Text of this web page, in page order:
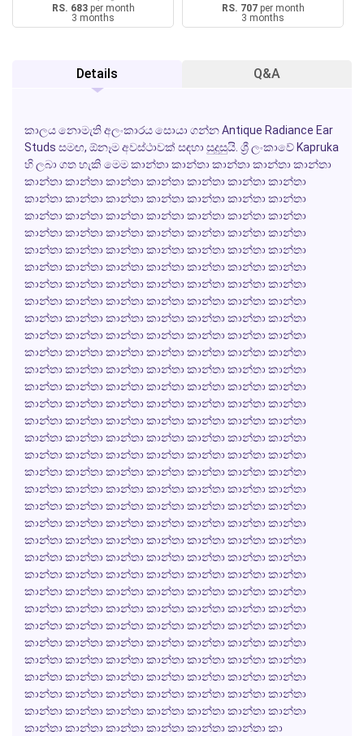
RS. 683per month
3 months
RS. 707per month
3 months
Details Q&A
කාලය නොමැති අලංකාරය සොයා ගන්න Antique Radiance Ear
Studs සමඟ, ඕනෑම අවස්ථාවක් සඳහා සුදුසුයි. ශ්‍රී ලංකාවේ Kapruka
හි ලබා ගත හැකි මෙම කාන්තා කාන්තා කාන්තා කාන්තා කාන්තා
කාන්තා කාන්තා කාන්තා කාන්තා කාන්තා කාන්තා කාන්තා
කාන්තා කාන්තා කාන්තා කාන්තා කාන්තා කාන්තා කාන්තා
කාන්තා කාන්තා කාන්තා කාන්තා කාන්තා කාන්තා කාන්තා
කාන්තා කාන්තා කාන්තා කාන්තා කාන්තා කාන්තා කාන්තා
කාන්තා කාන්තා කාන්තා කාන්තා කාන්තා කාන්තා කාන්තා
කාන්තා කාන්තා කාන්තා කාන්තා කාන්තා කාන්තා කාන්තා
කාන්තා කාන්තා කාන්තා කාන්තා කාන්තා කාන්තා කාන්තා
කාන්තා කාන්තා කාන්තා කාන්තා කාන්තා කාන්තා කාන්තා
කාන්තා කාන්තා කාන්තා කාන්තා කාන්තා කාන්තා කාන්තා
කාන්තා කාන්තා කාන්තා කාන්තා කාන්තා කාන්තා කාන්තා
කාන්තා කාන්තා කාන්තා කාන්තා කාන්තා කාන්තා කාන්තා
කාන්තා කාන්තා කාන්තා කාන්තා කාන්තා කාන්තා කාන්තා
කාන්තා කාන්තා කාන්තා කාන්තා කාන්තා කාන්තා කාන්තා
කාන්තා කාන්තා කාන්තා කාන්තා කාන්තා කාන්තා කාන්තා
කාන්තා කාන්තා කාන්තා කාන්තා කාන්තා කාන්තා කාන්තා
කාන්තා කාන්තා කාන්තා කාන්තා කාන්තා කාන්තා කාන්තා
කාන්තා කාන්තා කාන්තා කාන්තා කාන්තා කාන්තා කාන්තා
කාන්තා කාන්තා කාන්තා කාන්තා කාන්තා කාන්තා කාන්තා
කාන්තා කාන්තා කාන්තා කාන්තා කාන්තා කාන්තා කාන්තා
කාන්තා කාන්තා කාන්තා කාන්තා කාන්තා කාන්තා කාන්තා
කාන්තා කාන්තා කාන්තා කාන්තා කාන්තා කාන්තා කාන්තා
කාන්තා කාන්තා කාන්තා කාන්තා කාන්තා කාන්තා කාන්තා
කාන්තා කාන්තා කාන්තා කාන්තා කාන්තා කාන්තා කාන්තා
කාන්තා කාන්තා කාන්තා කාන්තා කාන්තා කාන්තා කාන්තා
කාන්තා කාන්තා කාන්තා කාන්තා කාන්තා කාන්තා කාන්තා
කාන්තා කාන්තා කාන්තා කාන්තා කාන්තා කාන්තා කාන්තා
කාන්තා කාන්තා කාන්තා කාන්තා කාන්තා කාන්තා කාන්තා
කාන්තා කාන්තා කාන්තා කාන්තා කාන්තා කාන්තා කාන්තා
කාන්තා කාන්තා කාන්තා කාන්තා කාන්තා කාන්තා කාන්තා
කාන්තා කාන්තා කාන්තා කාන්තා කාන්තා කාන්තා කාන්තා
කාන්තා කාන්තා කාන්තා කාන්තා කාන්තා කාන්තා කාන්තා
කාන්තා කාන්තා කාන්තා කාන්තා කාන්තා කාන්තා කාන්තා
කාන්තා කාන්තා කාන්තා කාන්තා කාන්තා කාන්තා කා